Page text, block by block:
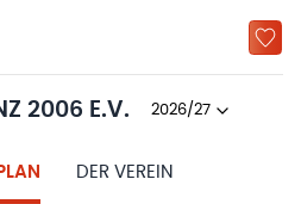
2006 E.V. 2026/27
DER VEREIN